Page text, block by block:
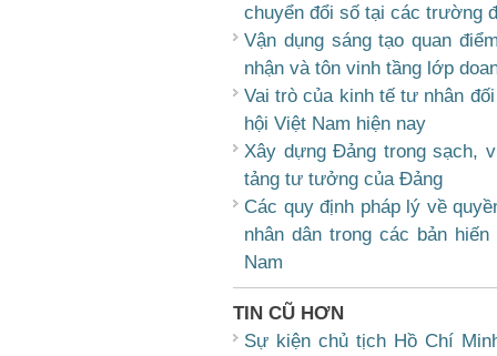
chuyển đổi số tại các trường
Vận dụng sáng tạo quan
nhận và tôn vinh tầng lớp
Vai trò của kinh tế tư nhân
hội Việt Nam hiện nay
Xây dựng Đảng trong sạch,
tảng tư tưởng của Đảng
Các quy định pháp lý về
nhân dân trong các bản
Nam
TIN CŨ HƠN
Sự kiện chủ tịch Hồ Chí